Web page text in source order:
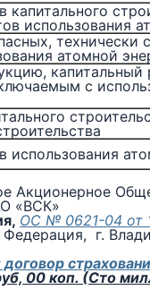
использования
технически
атомной
с
использования
Акционерное
«ВСК»
ОС № 0621-04 от
г.
00 коп. (Сто